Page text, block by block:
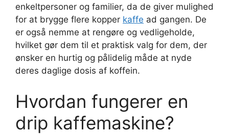
enkeltpersoner og familier, da de giver mulighed
for at brygge flere kopper kaffe ad gangen. De
er også nemme at rengøre og vedligeholde,
hvilket gør dem til et praktisk valg for dem, der
ønsker en hurtig og pålidelig måde at nyde
deres daglige dosis af koffein.
Hvordan fungerer en
drip kaffemaskine?